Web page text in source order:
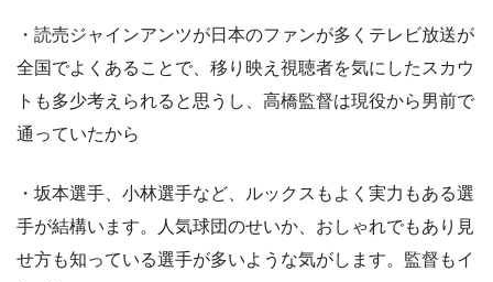
・読売ジャインアンツが日本のファンが多くテレビ放送が
全国でよくあることで、移り映え視聴者を気にしたスカウ
トも多少考えられると思うし、高橋監督は現役から男前で
通っていたから
・坂本選手、小林選手など、ルックスもよく実力もある選
手が結構います。人気球団のせいか、おしゃれでもあり見
せ方も知っている選手が多いような気がします。監督もイ